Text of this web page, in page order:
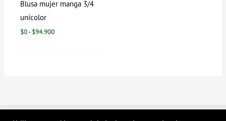
Blusa mujer manga 3/4
unicolor
$0- $94.900